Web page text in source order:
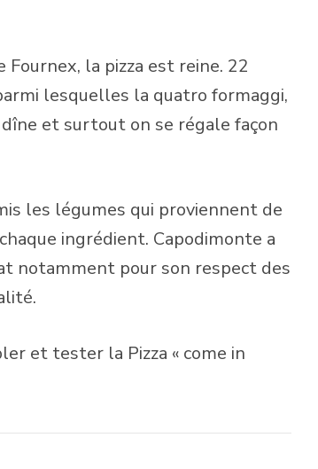
la pizza est reine. 22
lesquelles la quatro formaggi,
dîne et surtout on se régale façon
les légumes qui proviennent de
ingrédient. Capodimonte a
notamment pour son respect des
et tester la Pizza « come in